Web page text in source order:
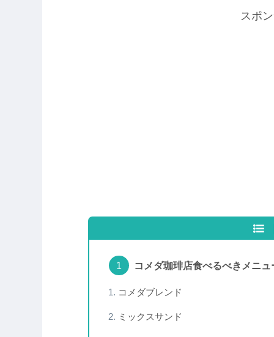
スポ
コメダ珈琲店食べるべきメニュ
コメダブレンド
ミックスサンド